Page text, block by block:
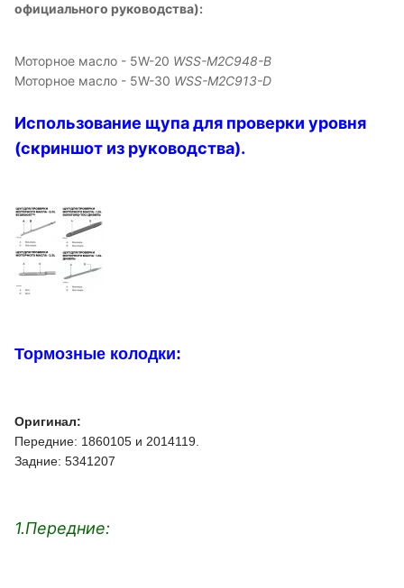
официального руководства):
Моторное масло - 5W-20 WSS-M2C948-B
Моторное масло - 5W-30 WSS-M2C913-D
Использование щупа для проверки уровня
(скриншот из руководства).
Тормозные колодки:
Оригинал:
Передние: 1860105 и 2014119.
Задние: 5341207
1.Передние: